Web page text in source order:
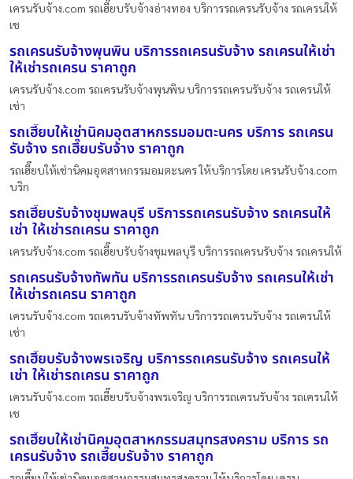
เครนรับจ้าง.com รถเฮี๊ยบรับจ้างอ่างทอง บริการรถเครนรับจ้าง รถเครนให้
เช
รถเครนรับจ้างพุนพิน บริการรถเครนรับจ้าง รถเครนให้เช่า
ให้เช่ารถเครน ราคาถูก
เครนรับจ้าง.com รถเครนรับจ้างพุนพิน บริการรถเครนรับจ้าง รถเครนให้
เช่า
รถเฮี๊ยบให้เช่านิคมอุตสาหกรรมอมตะนคร บริการ รถเครน
รับจ้าง รถเฮี๊ยบรับจ้าง ราคาถูก
รถเฮี๊ยบให้เช่านิคมอุตสาหกรรมอมตะนคร ให้บริการโดย เครนรับจ้าง.com
บริก
รถเฮี๊ยบรับจ้างชุมพลบุรี บริการรถเครนรับจ้าง รถเครนให้
เช่า ให้เช่ารถเครน ราคาถูก
เครนรับจ้าง.com รถเฮี๊ยบรับจ้างชุมพลบุรี บริการรถเครนรับจ้าง รถเครนให้
รถเครนรับจ้างทัพทัน บริการรถเครนรับจ้าง รถเครนให้เช่า
ให้เช่ารถเครน ราคาถูก
เครนรับจ้าง.com รถเครนรับจ้างทัพทัน บริการรถเครนรับจ้าง รถเครนให้
เช่า
รถเฮี๊ยบรับจ้างพรเจริญ บริการรถเครนรับจ้าง รถเครนให้
เช่า ให้เช่ารถเครน ราคาถูก
เครนรับจ้าง.com รถเฮี๊ยบรับจ้างพรเจริญ บริการรถเครนรับจ้าง รถเครนให้
เช
รถเฮี๊ยบให้เช่านิคมอุตสาหกรรมสมุทรสงคราม บริการ รถ
เครนรับจ้าง รถเฮี๊ยบรับจ้าง ราคาถูก